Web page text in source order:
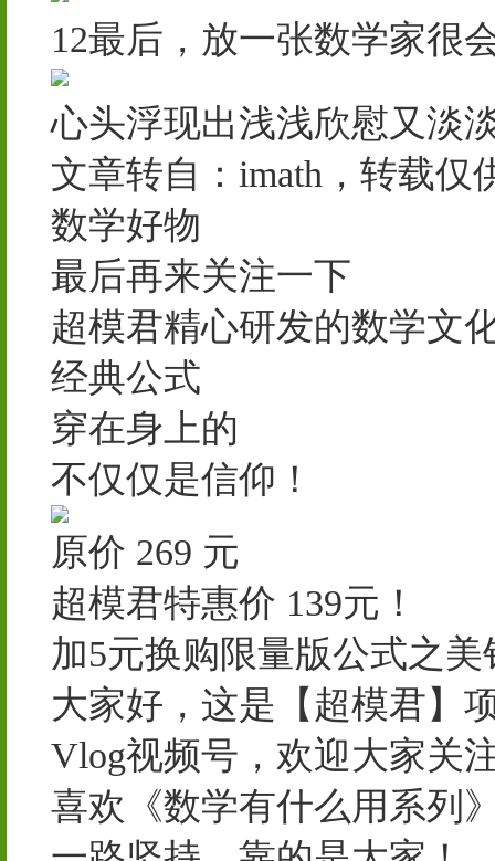
12最后，放一张数学家很
心头浮现出浅浅欣慰又
文章转自：imath，转载
数学好物
最后再来关注一下
超模君精心研发的数学文
经典公式
穿在身上的
不仅仅是信仰！
原价 269 元
超模君特惠价 139元！
加5元换购限量版公式之美
大家好，这是【超模君】
Vlog视频号，欢迎大家关
喜欢《数学有什么用系列